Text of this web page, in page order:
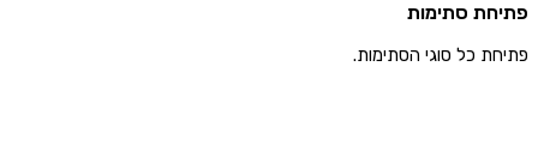
פתיחת סתימות
פתיחת כל סוגי הסתימות.